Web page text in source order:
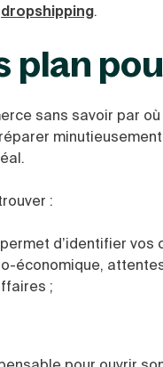
dropshipping.
plan
sans savoir par
:
d’identifier
économique,
;